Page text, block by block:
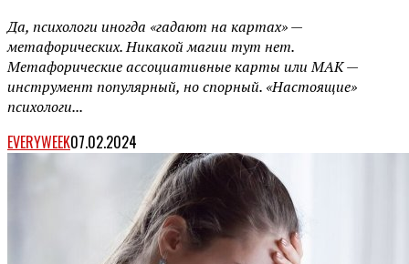
Да, психологи иногда «гадают на картах» —
метафорических. Никакой магии тут нет.
Метафорические ассоциативные карты или МАК —
инструмент популярный, но спорный. «Настоящие»
психологи...
EVERYWEEK07.02.2024